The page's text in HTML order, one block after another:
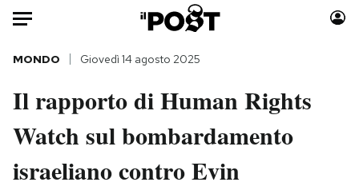
Auto
HOME
Italia
Politica
Moda
Consumismi
MONDO Giovedì 14 agosto 2025
Il rapporto di Human Rights
Watch sul bombardamento
israeliano contro Evin